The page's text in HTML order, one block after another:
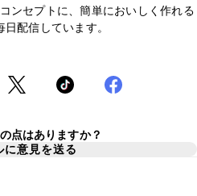
ンセプトに、簡単においしく作れる
配信しています。
点はありますか？
に意見を送る